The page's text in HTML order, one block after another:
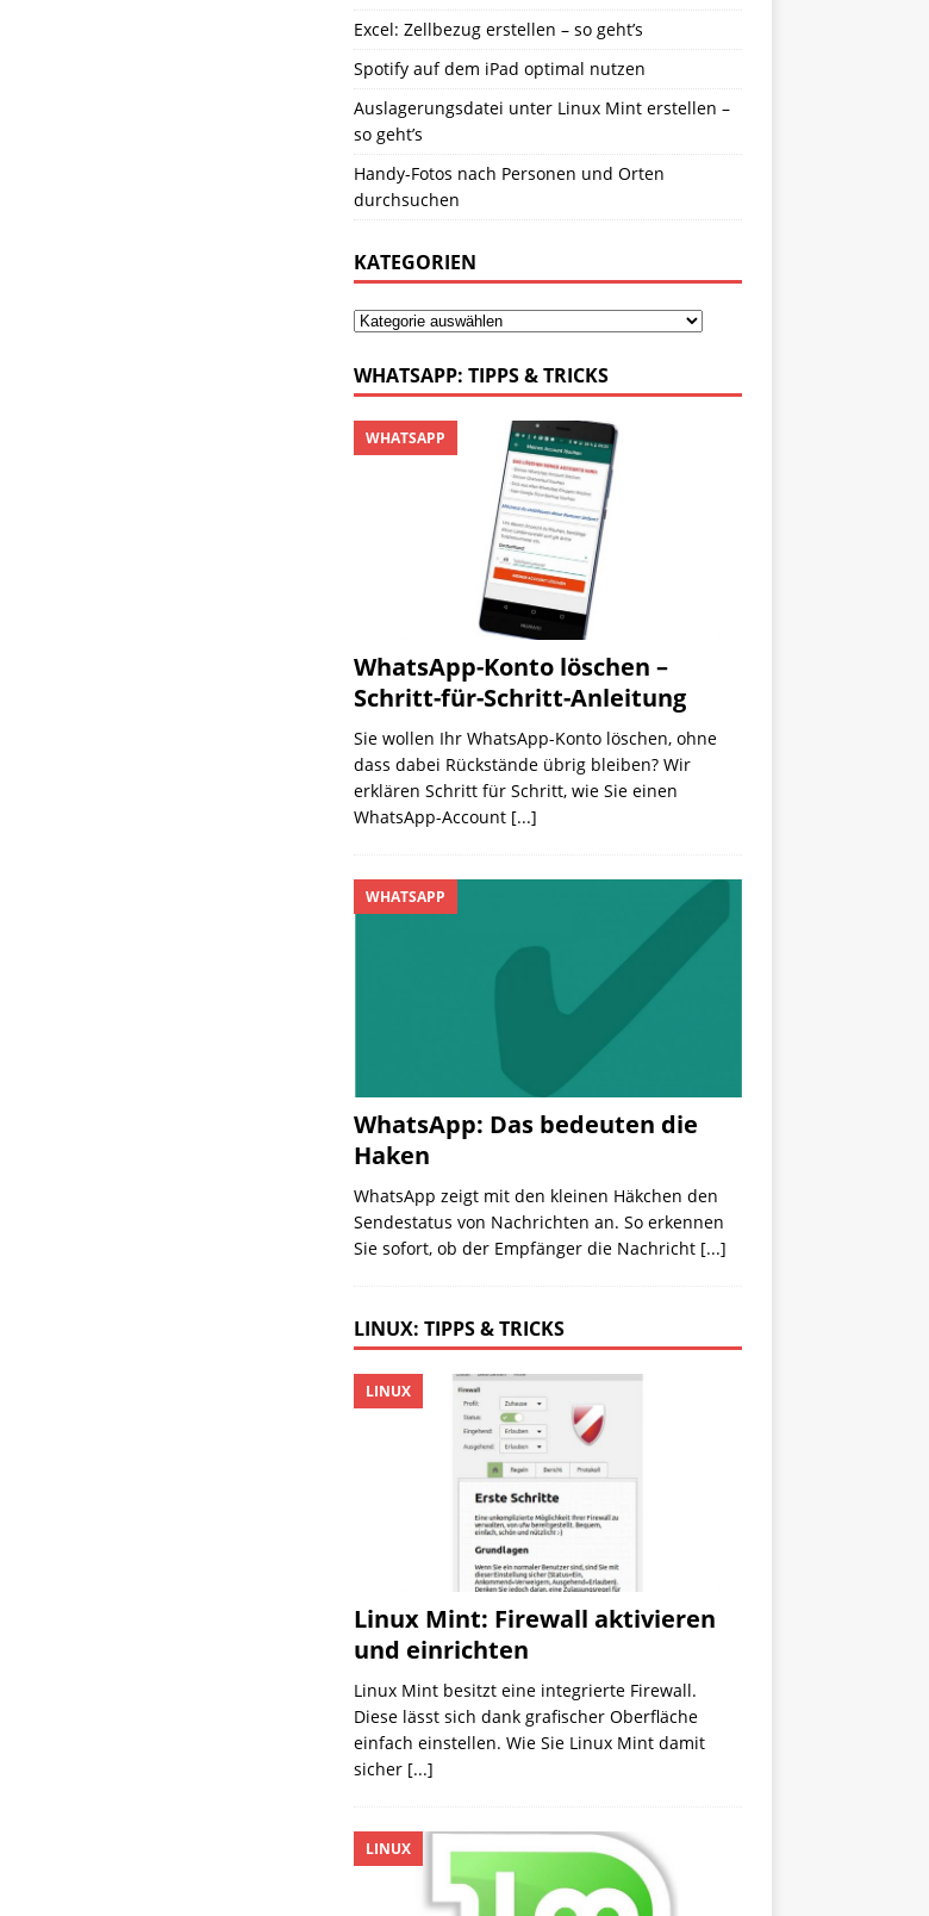
Excel: Zellbezug erstellen – so geht’s
Spotify auf dem iPad optimal nutzen
Auslagerungsdatei unter Linux Mint erstellen –
so geht’s
Handy-Fotos nach Personen und Orten
durchsuchen
KATEGORIEN
WHATSAPP: TIPPS & TRICKS
WhatsApp-Konto löschen –
Schritt-für-Schritt-Anleitung
WHATSAPP
Sie wollen Ihr WhatsApp-Konto löschen, ohne
dass dabei Rückstände übrig bleiben? Wir
erklären Schritt für Schritt, wie Sie einen
WhatsApp-Account [...]
WhatsApp: Das bedeuten die
Haken
WHATSAPP
WhatsApp zeigt mit den kleinen Häkchen den
Sendestatus von Nachrichten an. So erkennen
Sie sofort, ob der Empfänger die Nachricht [...]
LINUX: TIPPS & TRICKS
Linux Mint: Firewall aktivieren
und einrichten
LINUX
Linux Mint besitzt eine integrierte Firewall.
Diese lässt sich dank grafischer Oberfläche
einfach einstellen. Wie Sie Linux Mint damit
sicher [...]
LINUX